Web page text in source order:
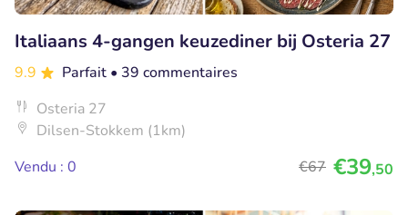
Italiaans 4-gangen keuzediner bij Osteria 27
9.9 Parfait • 39 commentaires
Osteria 27
Dilsen-Stokkem (1km)
Vendu : 0
€67 €39,50